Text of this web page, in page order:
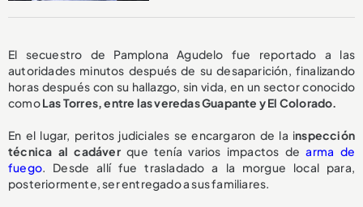
El secuestro de Pamplona Agudelo fue reportado a las
autoridades minutos después de su desaparición, finalizando
horas después con su hallazgo, sin vida, en un sector conocido
comoLas Torres, entre las veredas Guapante y El Colorado.
En el lugar, peritos judiciales se encargaron de la inspección
técnica al cadáverque tenía varios impactos dearma de
fuego. Desde allí fue trasladado a la morgue local para,
posteriormente, ser entregado a sus familiares.